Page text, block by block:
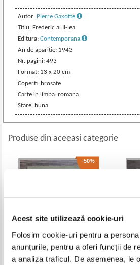
Acest site utilizează cookie-uri
Folosim cookie-uri pentru a
anunțurile, pentru a oferi funcții de
a analiza traficul. De asemenea, le
Autor: Pierre Gaxotte
Titlu: Frederic al II-lea
Editura:Contemporana
An de aparitie: 1943
Nr. pagini: 493
Format: 13 x 20 cm
Coperti: brosate
Carte in limba: romana
Stare: buna
Produse din aceeasi categorie
-50%